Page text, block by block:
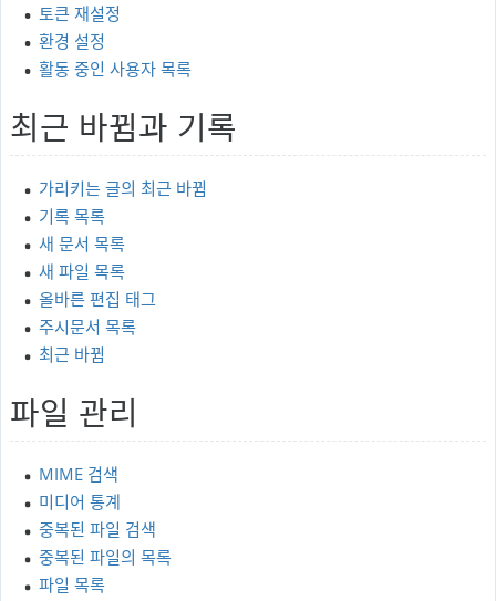
토큰 재설정
환경 설정
활동 중인 사용자 목록
최근 바뀜과 기록
가리키는 글의 최근 바뀜
기록 목록
새 문서 목록
새 파일 목록
올바른 편집 태그
주시문서 목록
최근 바뀜
파일 관리
MIME 검색
미디어 통계
중복된 파일 검색
중복된 파일의 목록
파일 목록